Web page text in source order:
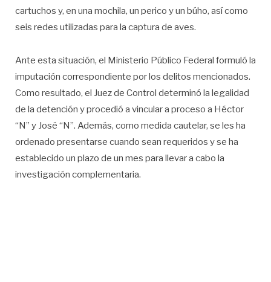
cartuchos y, en una mochila, un perico y un búho, así como
seis redes utilizadas para la captura de aves.
Ante esta situación, el Ministerio Público Federal formuló la
imputación correspondiente por los delitos mencionados.
Como resultado, el Juez de Control determinó la legalidad
de la detención y procedió a vincular a proceso a Héctor
“N” y José “N”. Además, como medida cautelar, se les ha
ordenado presentarse cuando sean requeridos y se ha
establecido un plazo de un mes para llevar a cabo la
investigación complementaria.